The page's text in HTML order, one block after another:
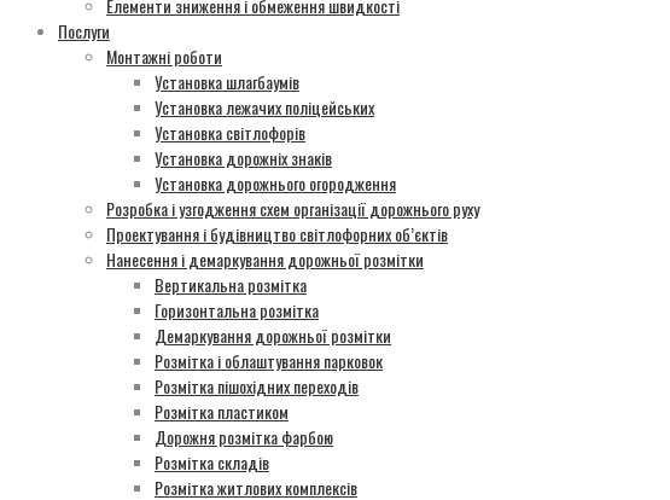
Елементи зниження і обмеження швидкості
Послуги
Монтажні роботи
Установка шлагбаумів
Установка лежачих поліцейських
Установка світлофорів
Установка дорожніх знаків
Установка дорожнього огородження
Розробка і узгодження схем організації дорожнього руху
Проектування і будівництво світлофорних об’єктів
Нанесення і демаркування дорожньої розмітки
Вертикальна розмітка
Горизонтальна розмітка
Демаркування дорожньої розмітки
Розмітка і облаштування парковок
Розмітка пішохідних переходів
Розмітка пластиком
Дорожня розмітка фарбою
Розмітка складів
Розмітка житлових комплексів